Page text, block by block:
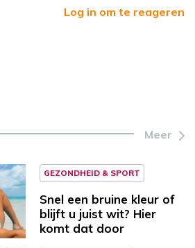
Log in om te reageren
Meer
GEZONDHEID & SPORT
Snel een bruine kleur of
blijft u juist wit? Hier
komt dat door